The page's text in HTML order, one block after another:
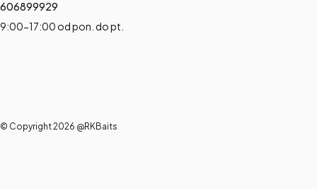
606899929
9:00-17:00 od pon. do pt.
© Copyright 2026 @RKBaits